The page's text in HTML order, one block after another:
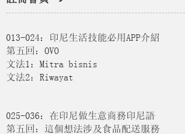
013-024：印尼生活技能必用APP介紹
第五回：OVO
文法1：Mitra bisnis
文法2：Riwayat
025-036：在印尼做生意商務印尼語
第五回：這個想法涉及食品配送服務